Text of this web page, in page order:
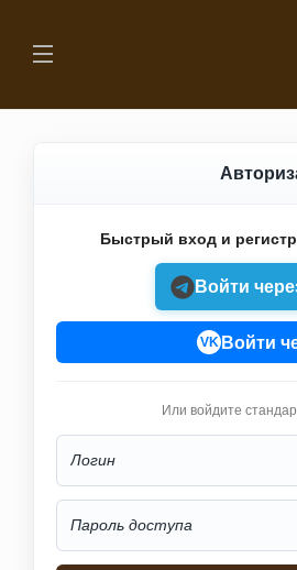
Быстрый вход и
Войти
VK Войти
Или войдите